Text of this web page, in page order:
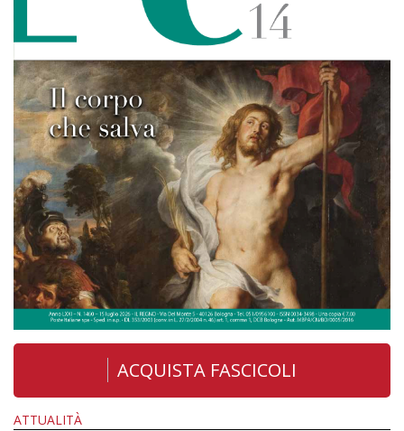
ACQUISTA FASCICOLI
ATTUALITÀ